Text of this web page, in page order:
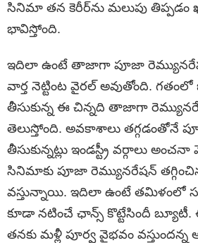
సినిమా తన కెరీర్‌ను మలుపు
భావిస్తోంది.
ఇదిలా ఉంటే తాజాగా పూజా
వార్త నెట్టింట వైరల్‌ అవుతోంది.
తీసుకున్న ఈ చిన్నది తాజాగా
తెలుస్తోంది. అవకాశాలు తగ్గడంతోనే
తీసుకున్నట్లు ఇండస్ట్రీ వర్గాలు
సినిమాకు పూజా రెమ్యునరేషన్‌
వస్తున్నాయి. ఇదిలా ఉంటే తమిళంలో
కూడా నటించే ఛాన్స్‌ కొట్టేసిందీ
తనకు మళ్లీ పూర్వ వైభవం